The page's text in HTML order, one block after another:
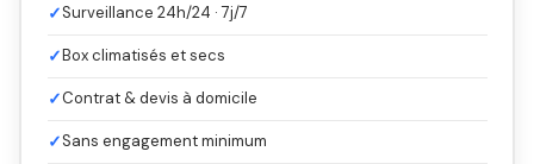
✓Surveillance 24h/24 · 7j/7
✓Box climatisés et secs
✓Contrat & devis à domicile
✓Sans engagement minimum